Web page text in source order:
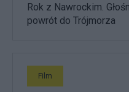
Rok z Nawrockim.
powrót do Trójmorza
Film